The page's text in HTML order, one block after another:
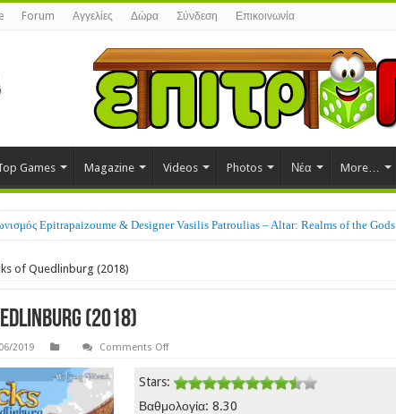
Forum Αγγελίες Δώρα Σύνδεση Επικοινωνία
Games Magazine Videos Photos Νέα More…
Epitrapaizoume & Designer Vasilis Patroulias – Altar: Realms of the Gods
of Quedlinburg (2018)
(2018)
2019 Comments Offon
of
Quedlinburg
(2018)
Stars:
Βαθμολογία: 8.30